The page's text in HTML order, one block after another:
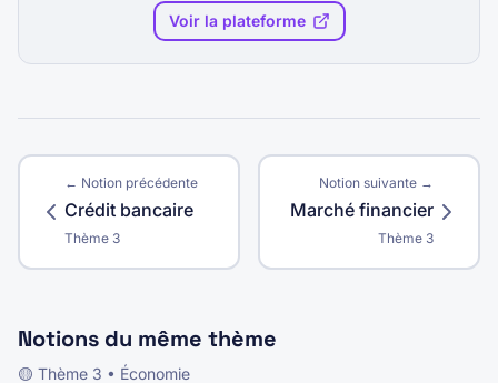
Voir la plateforme
← Notion précédente
Crédit bancaire
Thème 3
Notion suivante →
Marché financier
Thème 3
Notions du même thème
🟡 Thème 3 • Économie